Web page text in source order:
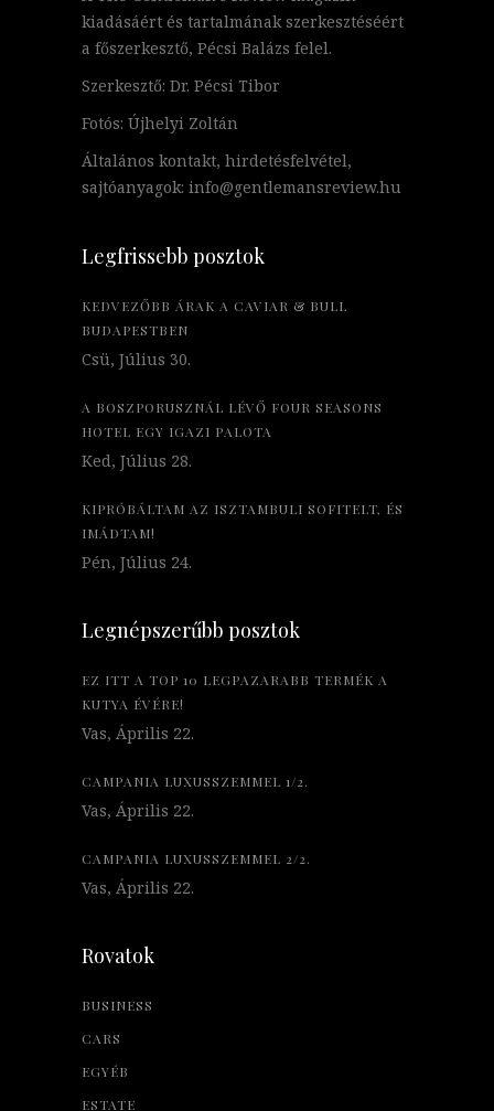
kiadásáért és tartalmának szerkesztéséért
a főszerkesztő, Pécsi Balázs felel.
Szerkesztő: Dr. Pécsi Tibor
Fotós: Újhelyi Zoltán
Általános kontakt, hirdetésfelvétel,
sajtóanyagok: info@gentlemansreview.hu
Legfrissebb posztok
KEDVEZŐBB ÁRAK A CAVIAR & BULL
BUDAPESTBEN
Csü, Július 30.
A BOSZPORUSZNÁL LÉVŐ FOUR SEASONS
HOTEL EGY IGAZI PALOTA
Ked, Július 28.
KIPRÓBÁLTAM AZ ISZTAMBULI SOFITELT, ÉS
IMÁDTAM!
Pén, Július 24.
Legnépszerűbb posztok
EZ ITT A TOP 10 LEGPAZARABB TERMÉK A
KUTYA ÉVÉRE!
Vas, Április 22.
CAMPANIA LUXUSSZEMMEL 1/2.
Vas, Április 22.
CAMPANIA LUXUSSZEMMEL 2/2.
Vas, Április 22.
Rovatok
BUSINESS
CARS
EGYÉB
ESTATE